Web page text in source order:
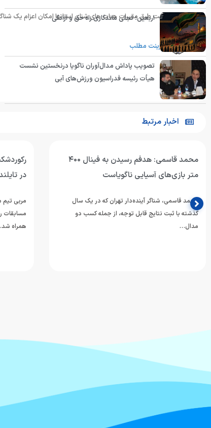
شایان ذکر است طبق مقررات هیات های شنای استانها امکان اعزام یک
پرینت مطلب
اربعین؛ تجلی ماندگاری راه حق و آزادگی
تصویب پاداش مدال‌آوران ناگویا درنخستین نشست
هیأت رئیسه فدراسیون ورزش‌های آبی
اخبار مرتبط
محمد قاسمی: هدفم رسیدن به فینال ۴۰۰
متر بازی‌های آسیایی ناگویاست
محمد قاسمی، شناگر آینده‌دار تهران که در یک سال
گذشته با ثبت نتایج قابل توجه، از جمله کسب دو
مدال…
در
مربی تیم
همراه